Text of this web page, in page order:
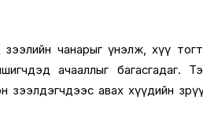
чанарыг үнэлж, хүү
ачааллыг багасгадаг.
зээлдэгчдээс авах хүүдийн